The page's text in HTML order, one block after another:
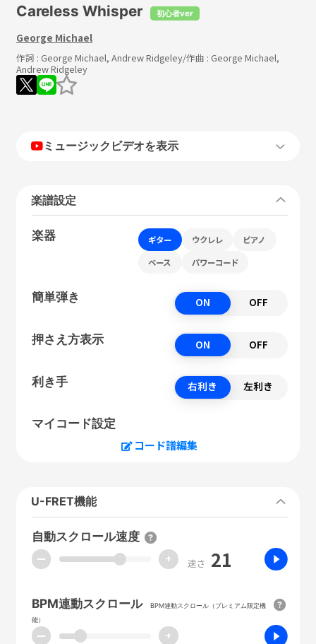
Careless Whisper 初心者ver
George Michael
作詞 : George Michael, Andrew Ridgeley/作曲 : George Michael,
Andrew Ridgeley
ミュージックビデオを表示
楽譜設定
楽器 ギター ウクレレ ピアノ
ベース パワーコード
簡単弾き ON OFF
押さえ方表示 ON OFF
利き手 右利き 左利き
マイコード設定
コード譜編集
U-FRET機能
自動スクロール速度
ー + 速さ 21
BPM連動スクロール
BPM連動スクロール（プレミアム限定機
能）
ー +